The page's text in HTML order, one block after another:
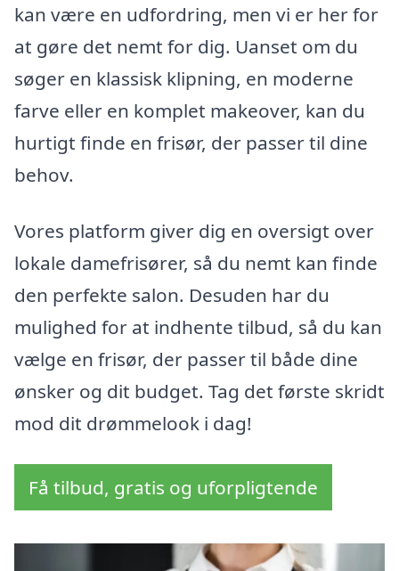
kan være en udfordring, men vi er her for
at gøre det nemt for dig. Uanset om du
søger en klassisk klipning, en moderne
farve eller en komplet makeover, kan du
hurtigt finde en frisør, der passer til dine
behov.
Vores platform giver dig en oversigt over
lokale damefrisører, så du nemt kan finde
den perfekte salon. Desuden har du
mulighed for at indhente tilbud, så du kan
vælge en frisør, der passer til både dine
ønsker og dit budget. Tag det første skridt
mod dit drømmelook i dag!
Få tilbud, gratis og uforpligtende